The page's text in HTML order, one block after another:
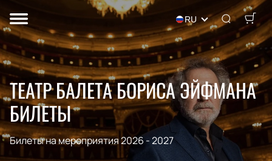
RU
ТЕАТР БАЛЕТА БОРИСА ЭЙФМАНА
БИЛЕТЫ
Билеты на мероприятия 2026 - 2027